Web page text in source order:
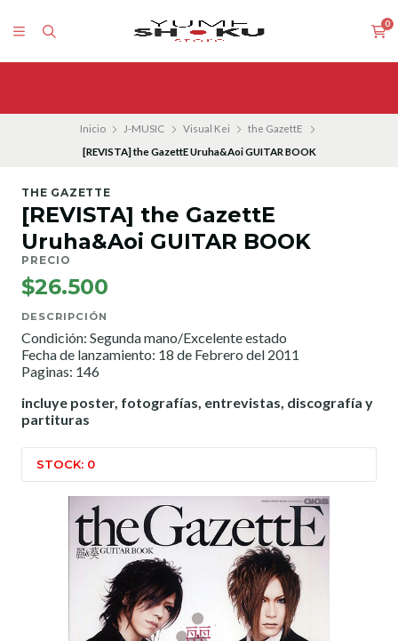
0
Inicio J-MUSIC Visual Kei
the GazettE
[REVISTA] the GazettE Uruha&Aoi GUITAR BOOK
THE GAZETTE
[REVISTA] the GazettE
Uruha&Aoi GUITAR BOOK
PRECIO
$26.500
DESCRIPCIÓN
Condición: Segunda mano/Excelente estado
Fecha de lanzamiento: 18 de Febrero del 2011
Paginas: 146
incluye poster, fotografías, entrevistas, discografía y
partituras
STOCK: 0